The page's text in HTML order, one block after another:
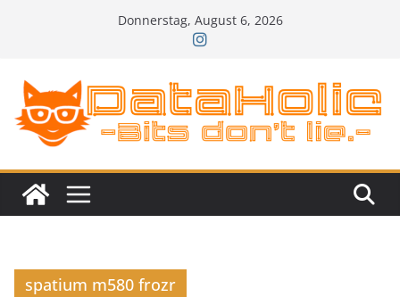
Donnerstag, August 6, 2026
spatium m580 frozr